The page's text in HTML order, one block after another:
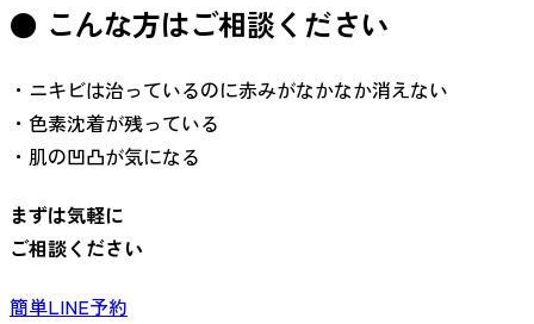
● こんな方はご相談ください
・ニキビは治っているのに赤みがなかなか消えない
・色素沈着が残っている
・肌の凹凸が気になる
まずは気軽に
ご相談ください
簡単LINE予約